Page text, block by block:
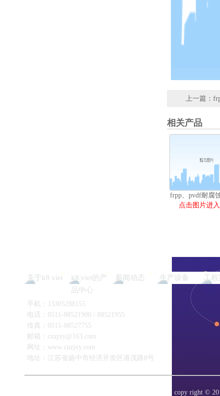
上一篇：
相关产品
frpp、pvdf耐腐
点击图片进
关于k8 viet
k8 viet的产
品中心
新闻动态 生产设备 工
手机：13305288155
电话：0511-88521900 / 88521955
传真：0511-88527755
邮箱： cnzjxy@163.com
网址：www.cnzjxy.com
地址：江苏省扬中市经济开发区港茂路8号
copy right ©